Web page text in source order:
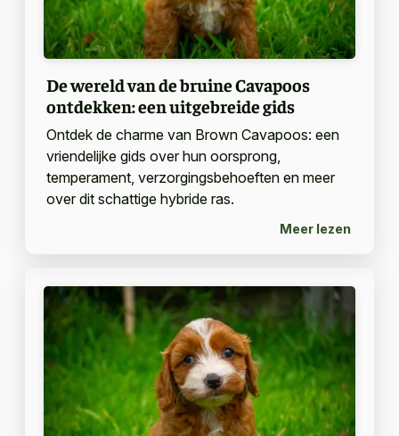
De wereld van de bruine Cavapoos
ontdekken: een uitgebreide gids
Ontdek de charme van Brown Cavapoos: een
vriendelijke gids over hun oorsprong,
temperament, verzorgingsbehoeften en meer
over dit schattige hybride ras.
Meer lezen